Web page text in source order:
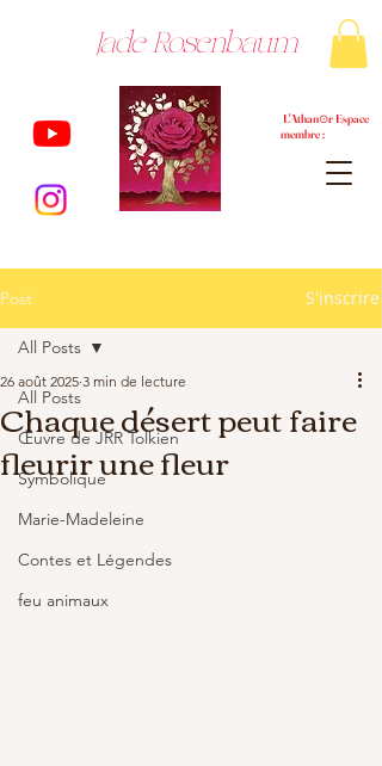
Jade Rosenbaum
L'Athan⊙r Espace
membre :
Post S'inscrire
All Posts
Œuvre de JRR Tolkien
Symbolique
Marie-Madeleine
Contes et Légendes
feu animaux
All Posts
Chaque désert peut faire
fleurir une fleur
26 août 2025 3 min de lecture